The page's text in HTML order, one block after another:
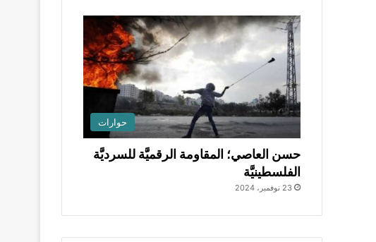
حوارات
حسن العاصي؛ المقاومة الرقميَّة للسرديَّة
الفلسطينيَّة
23 نوفمبر، 2024